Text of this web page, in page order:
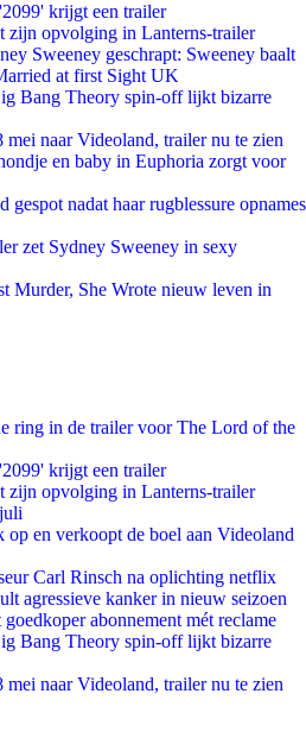
krijgt een trailer
zijn opvolging in Lanterns-trailer
Sweeney geschrapt: Sweeney baalt
at first Sight UK
Bang Theory spin-off lijkt bizarre
naar Videoland, trailer nu te zien
en baby in Euphoria zorgt voor
gespot nadat haar rugblessure opnames
zet Sydney Sweeney in sexy
Murder, She Wrote nieuw leven in
ring in de trailer voor The Lord of the
krijgt een trailer
zijn opvolging in Lanterns-trailer
en verkoopt de boel aan Videoland
Carl Rinsch na oplichting netflix
agressieve kanker in nieuw seizoen
abonnement mét reclame
Bang Theory spin-off lijkt bizarre
naar Videoland, trailer nu te zien